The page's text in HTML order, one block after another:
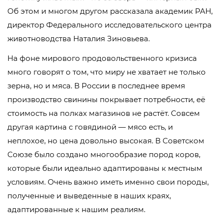
Об этом и многом другом рассказала академик РАН,
директор Федерального исследовательского центра
животноводства Наталия Зиновьева.
На фоне мирового продовольственного кризиса
много говорят о том, что миру не хватает не только
зерна, но и мяса. В России в последнее время
производство свинины покрывает потребности, её
стоимость на полках магазинов не растёт. Совсем
другая картина с говядиной — мясо есть, и
неплохое, но цена довольно высокая. В Советском
Союзе было создано многообразие пород коров,
которые были идеально адаптированы к местным
условиям. Очень важно иметь именно свои породы,
полученные и выведенные в наших краях,
адаптированные к нашим реалиям.